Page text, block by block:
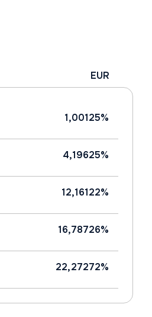
EUR
1,00125%
4,19625%
12,16122%
16,78726%
22,27272%